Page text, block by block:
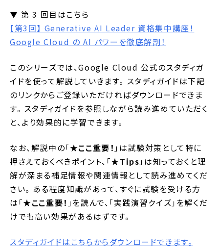
▼ 第 3 回目はこちら
【第3回】 Generative AI Leader 資格集中講座！
Google Cloud の AI パワーを徹底解剖！
このシリーズでは、Google Cloud 公式のスタディガ
イドを使って解説していきます。 スタディガイドは下記
のリンクからご登録いただければダウンロードできま
す。 スタディガイドを参照しながら読み進めていただく
と、より効果的に学習できます。
なお、解説中の「★ここ重要！」は試験対策として特に
押さえておくべきポイント、「★Tips」は知っておくと理
解が深まる補足情報や関連情報として読み進めてくだ
さい。 ある程度知識があって、すぐに試験を受ける方
は「★ここ重要！」を読んで、「実践演習クイズ」を解くだ
けでも高い効果があるはずです。
スタディガイドはこちらからダウンロードできます。